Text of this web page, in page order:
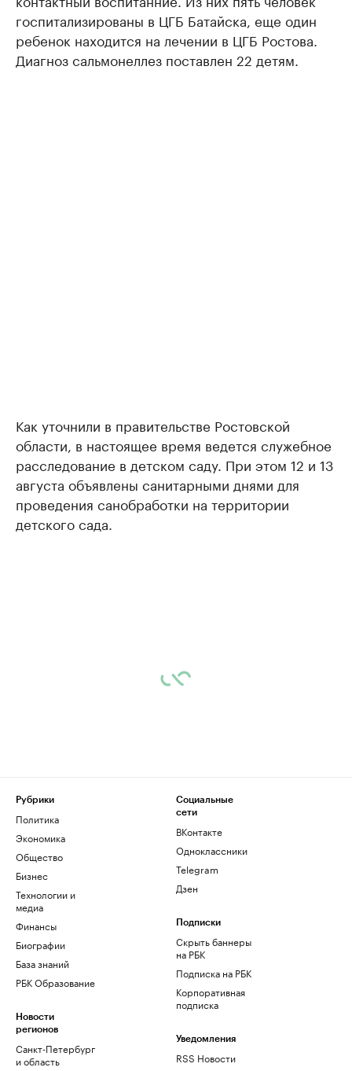
госпитализированы в ЦГБ Батайска, еще один
ребенок находится на лечении в ЦГБ Ростова.
Диагноз сальмонеллез поставлен 22 детям.
Как уточнили в правительстве Ростовской
области, в настоящее время ведется служебное
расследование в детском саду. При этом 12 и 13
августа объявлены санитарными днями для
проведения санобработки на территории
детского сада.
Рубрики
Политика
Экономика
Общество
Бизнес
Технологии и
медиа
Финансы
Биографии
База знаний
РБК Образование
Новости
регионов
Санкт-Петербург
и область
Социальные
сети
ВКонтакте
Одноклассники
Telegram
Дзен
Подписки
Скрыть баннеры
на РБК
Подписка на РБК
Корпоративная
подписка
Уведомления
RSS Новости